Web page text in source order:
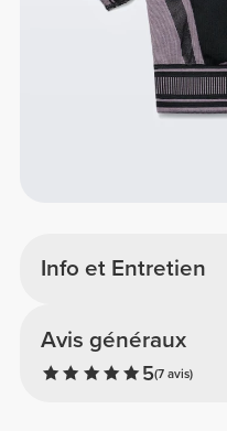
Info et Entretien
Avis généraux
5(7 avis)